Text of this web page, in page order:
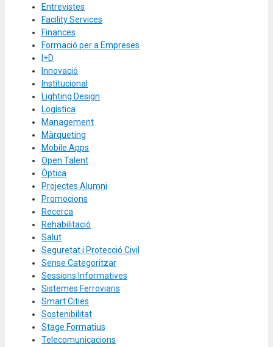
Entrevistes
Facility Services
Finances
Formació per a Empreses
I+D
Innovació
Institucional
Lighting Design
Logística
Management
Màrqueting
Mobile Apps
Open Talent
Òptica
Projectes Alumni
Promocions
Recerca
Rehabilitació
Salut
Seguretat i Protecció Civil
Sense Categoritzar
Sessions Informatives
Sistemes Ferroviaris
Smart Cities
Sostenibilitat
Stage Formatius
Telecomunicacions